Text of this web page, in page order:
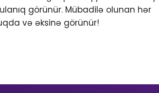
görünür. Mübadilə olunan hər
və əksinə görünür!